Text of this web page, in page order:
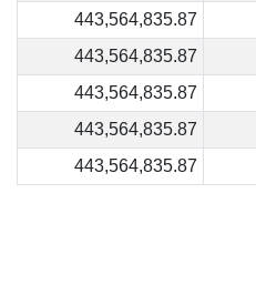
443,564,835.87
443,564,835.87
443,564,835.87
443,564,835.87
443,564,835.87